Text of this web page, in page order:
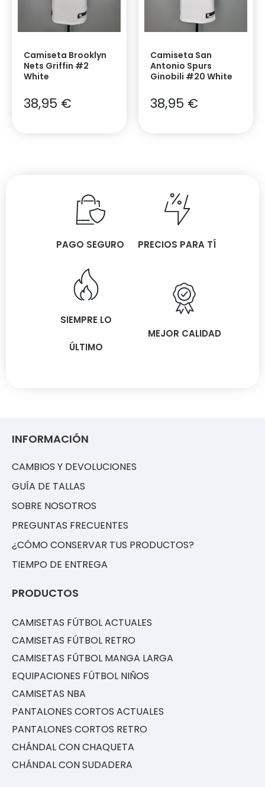
Camiseta Brooklyn
Nets Griffin #2
White
38,95 €
Camiseta San
Antonio Spurs
Ginobili #20 White
38,95 €
PAGO SEGURO PRECIOS PARA TÍ
SIEMPRE LO
ÚLTIMO
MEJOR CALIDAD
INFORMACIÓN
CAMBIOS Y DEVOLUCIONES
GUÍA DE TALLAS
SOBRE NOSOTROS
PREGUNTAS FRECUENTES
¿CÓMO CONSERVAR TUS PRODUCTOS?
TIEMPO DE ENTREGA
PRODUCTOS
CAMISETAS FÚTBOL ACTUALES
CAMISETAS FÚTBOL RETRO
CAMISETAS FÚTBOL MANGA LARGA
EQUIPACIONES FÚTBOL NIÑOS
CAMISETAS NBA
PANTALONES CORTOS ACTUALES
PANTALONES CORTOS RETRO
CHÁNDAL CON CHAQUETA
CHÁNDAL CON SUDADERA